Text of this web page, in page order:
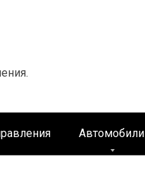
Автомобили